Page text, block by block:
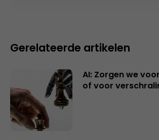
Gerelateerde artikelen
AI: Zorgen we
of voor